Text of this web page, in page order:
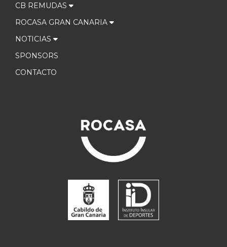
CB REMUDAS
ROCASA GRAN CANARIA
NOTICIAS
SPONSORS
CONTACTO